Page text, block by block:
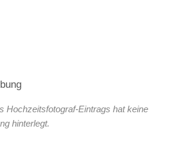
Ihren besonderen Tag in wunderschönen
werden.
Hochzeitsfotograf-Eintrags hat keine
hinterlegt.